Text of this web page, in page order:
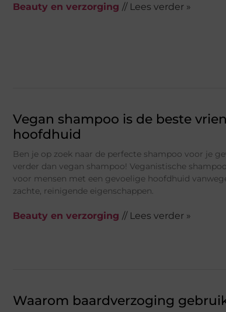
Beauty en verzorging // Lees verder »
Vegan shampoo is de beste
hoofdhuid
Ben je op zoek naar de perfecte shampoo voor je
verder dan vegan shampoo! Veganistische
voor mensen met een gevoelige hoofdhuid
zachte, reinigende eigenschappen.
Beauty en verzorging // Lees verder »
Waarom baardverzoging